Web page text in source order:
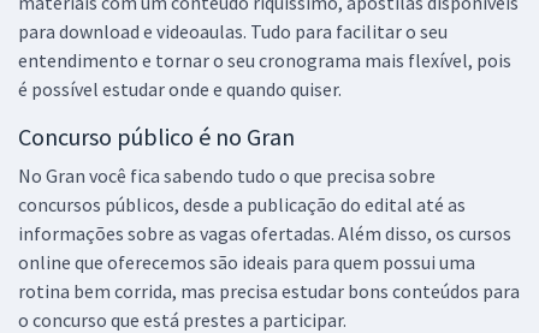
para download e videoaulas. Tudo para facilitar o seu
entendimento e tornar o seu cronograma mais flexível, pois
é possível estudar onde e quando quiser.
Concurso público é no Gran
No Gran você fica sabendo tudo o que precisa sobre
concursos públicos, desde a publicação do edital até as
informações sobre as vagas ofertadas. Além disso, os cursos
online que oferecemos são ideais para quem possui uma
rotina bem corrida, mas precisa estudar bons conteúdos para
o concurso que está prestes a participar.